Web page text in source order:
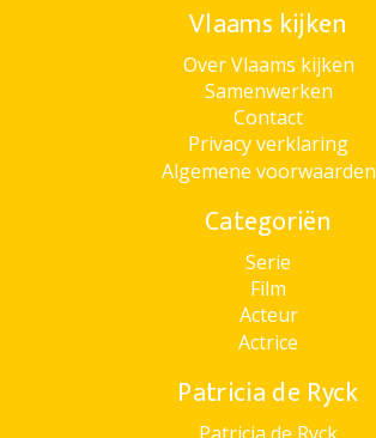
Vlaams kijken
Over Vlaams kijken
Samenwerken
Contact
Privacy verklaring
Algemene voorwaarden
Categoriën
Serie
Film
Acteur
Actrice
Patricia de Ryck